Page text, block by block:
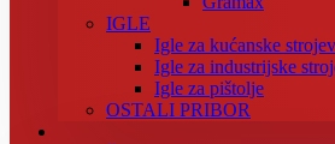
IGLE
Igle za kućanske
Igle za industrijske
Igle za pištolje
OSTALI PRIBOR